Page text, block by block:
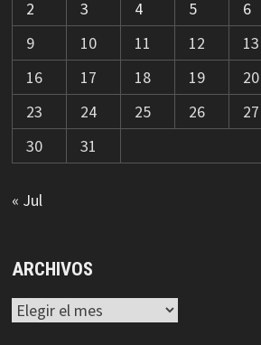
2
3 4 5 6
9
10 11 12 13
16
17 18 19 20
23
24 25 26 27
30
31
« Jul
ARCHIVOS
Archivos